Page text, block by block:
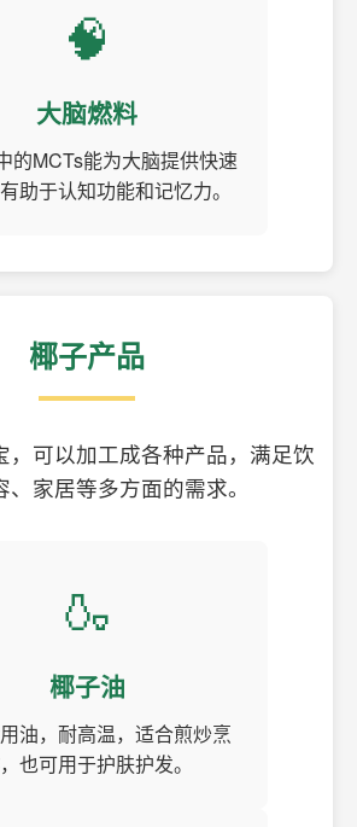
🧠
大脑燃料
的MCTs能为大脑提供快速
助于认知功能和记忆力。
椰子产品
，可以加工成各种产品，满足饮
、家居等多方面的需求。
🍶
椰子油
油，耐高温，适合煎炒烹
也可用于护肤护发。